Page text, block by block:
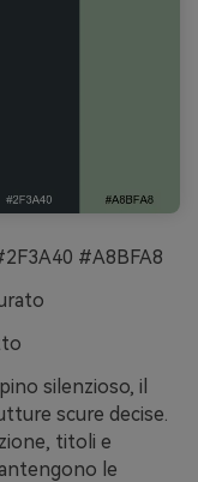
#A8BFA8
silenzioso, il
scure decise.
titoli e
le